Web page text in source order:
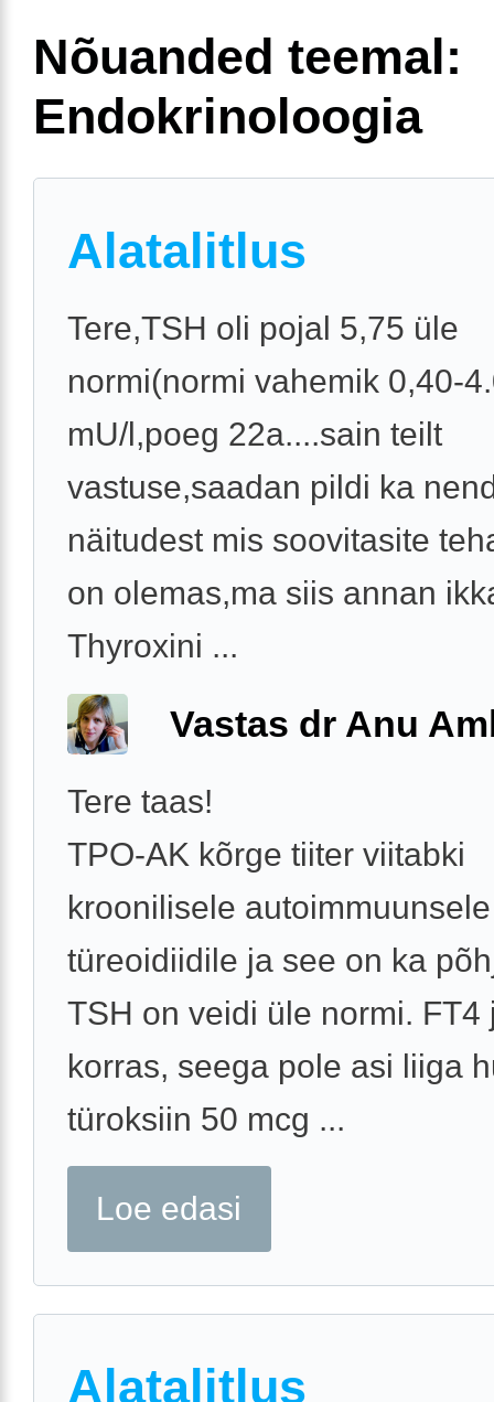
Nõuanded teemal:
Endokrinoloogia
Alatalitlus
Tere,TSH oli pojal 5,75 üle
normi(normi vahemik 0,40-
mU/l,poeg 22a....sain teilt
vastuse,saadan pildi ka
näitudest mis soovitasite
on olemas,ma siis annan
Thyroxini ...
Vastas dr Anu
Tere taas!
TPO-AK kõrge tiiter viitabki
kroonilisele autoimmuunsele
türeoidiidile ja see on ka
TSH on veidi üle normi. FT4
korras, seega pole asi liiga
türoksiin 50 mcg ...
Loe edasi
Alatalitlus